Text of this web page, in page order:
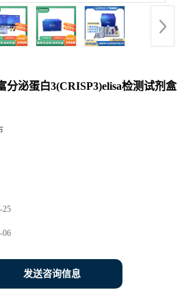
分泌蛋白3(CRISP3)elisa检测试剂盒
25
06
发送咨询信息